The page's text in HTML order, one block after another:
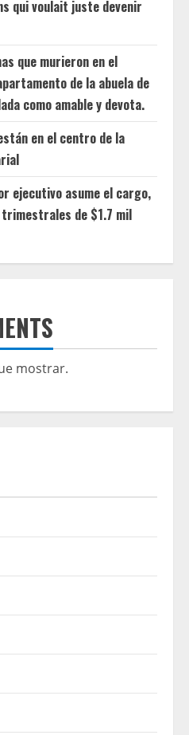
qui voulait juste devenir
que murieron en el
de la abuela de
como amable y devota.
en el centro de la
ejecutivo asume el cargo,
de $1.7 mil
mostrar.